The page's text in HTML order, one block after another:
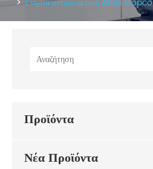
Προϊόντα
Νέα Προϊόντα